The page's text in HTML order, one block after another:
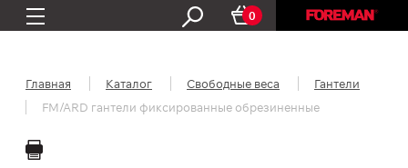
0
Главная Каталог Свободные веса
Гантели
FM/ARD гантели фиксированные обрезиненные